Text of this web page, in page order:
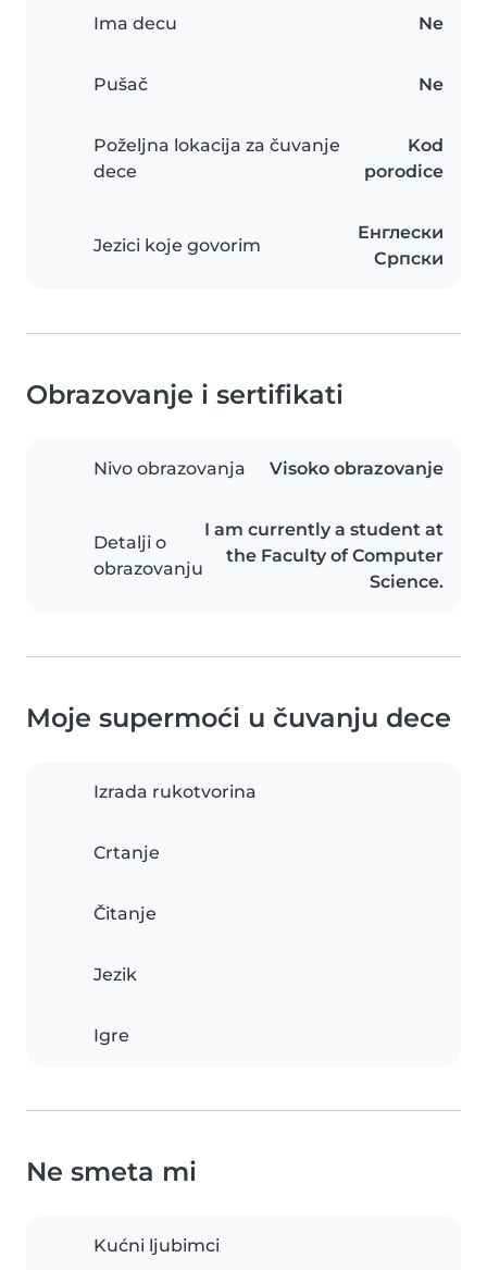
Ima decu Ne
Pušač Ne
Poželjna lokacija za čuvanje
dece
Kod
porodice
Jezici koje govorim
Енглески
Српски
Obrazovanje i sertifikati
Nivo obrazovanja Visoko obrazovanje
Detalji o
obrazovanju
I am currently a student at
the Faculty of Computer
Science.
Moje supermoći u čuvanju dece
Izrada rukotvorina
Crtanje
Čitanje
Jezik
Igre
Ne smeta mi
Kućni ljubimci